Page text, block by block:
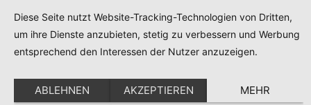
Diese Seite nutzt Website-Tracking-Technologien von Dritten,
um ihre Dienste anzubieten, stetig zu verbessern und Werbung
entsprechend den Interessen der Nutzer anzuzeigen.
ABLEHNEN AKZEPTIEREN MEHR